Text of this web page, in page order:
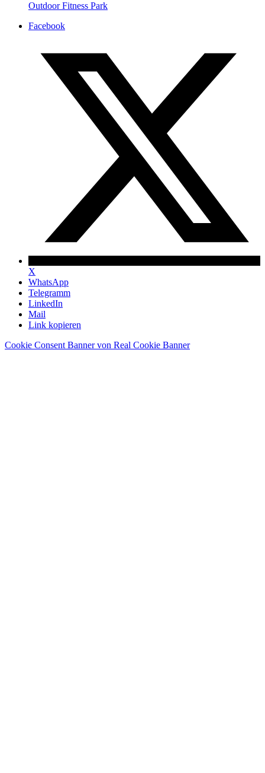
Outdoor Fitness Park
Facebook
X
WhatsApp
Telegramm
LinkedIn
Mail
Link kopieren
Cookie Consent Banner von Real Cookie Banner